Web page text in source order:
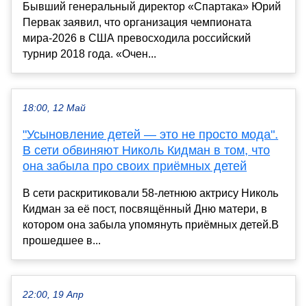
Бывший генеральный директор «Спартака» Юрий
Первак заявил, что организация чемпионата
мира-2026 в США превосходила российский
турнир 2018 года. «Очен...
18:00, 12 Май
"Усыновление детей — это не просто мода".
В сети обвиняют Николь Кидман в том, что
она забыла про своих приёмных детей
В сети раскритиковали 58-летнюю актрису Николь
Кидман за её пост, посвящённый Дню матери, в
котором она забыла упомянуть приёмных детей.В
прошедшее в...
22:00, 19 Апр